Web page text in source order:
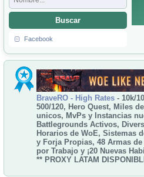
Buscar
Facebook
BraveRO - High Rates - 10k/
500/120, Hero Quest, Miles
unicos, MvPs y Instancias
Battlegrounds Activos,
Horarios de WoE, Sistemas
y Forja Propias, 48 Armas
por Trabajo y ¡20 Nuevas
** PROXY LATAM